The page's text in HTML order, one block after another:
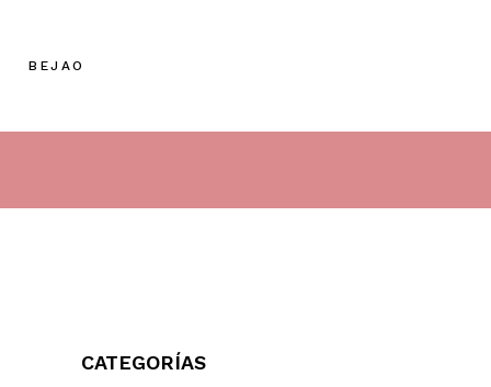
BEJAO
CATEGORÍAS